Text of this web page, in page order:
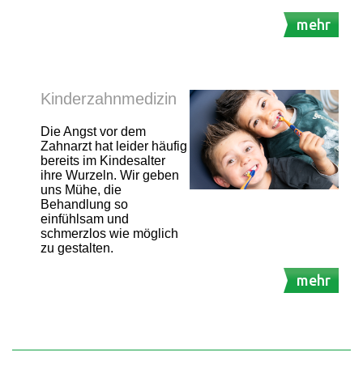
mehr
Kinderzahnmedizin
Die Angst vor dem
Zahnarzt hat leider häufig
bereits im Kindesalter
ihre Wurzeln. Wir geben
uns Mühe, die
Behandlung so
einfühlsam und
schmerzlos wie möglich
zu gestalten.
mehr